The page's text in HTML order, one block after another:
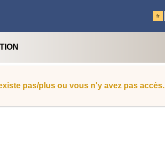
fr
pas/plus ou vous n'y avez pas accès.